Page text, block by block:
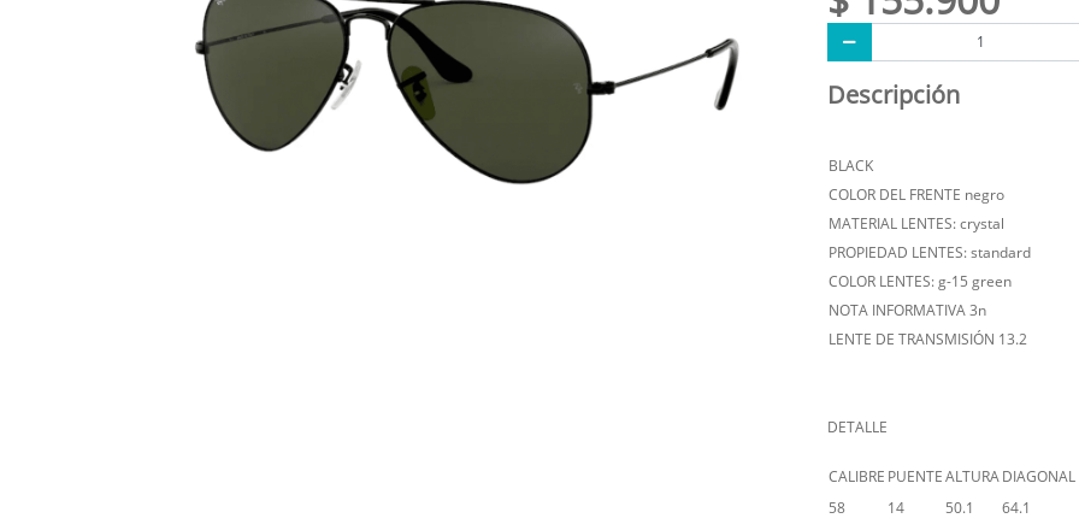
Descripción
BLACK
COLOR DEL FRENTE negro
MATERIAL LENTES: crystal
PROPIEDAD LENTES: standard
COLOR LENTES: g-15 green
NOTA INFORMATIVA 3n
LENTE DE TRANSMISIÓN 13.2
DETALLE
CALIBRE PUENTEALTURADIAGONAL
58
14 50.1 64.1